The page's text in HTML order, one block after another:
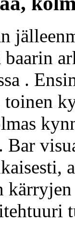
baarin
.
toinen
Bar